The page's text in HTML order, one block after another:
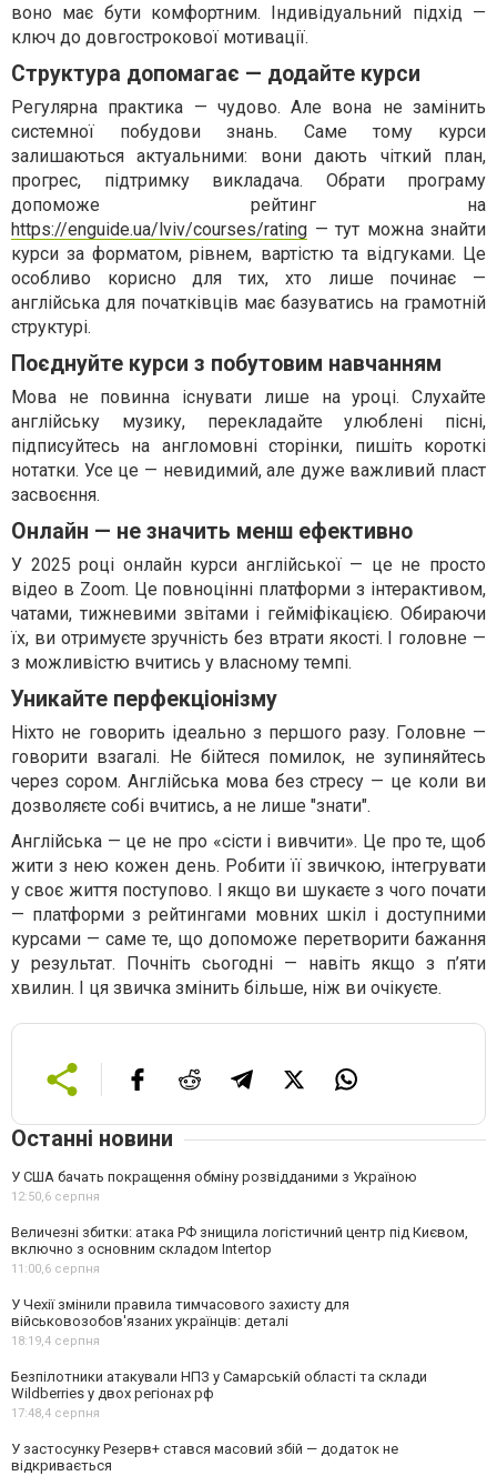
воно має бути комфортним. Індивідуальний підхід —
ключ до довгострокової мотивації.
Структура допомагає — додайте курси
Регулярна практика — чудово. Але вона не замінить
системної побудови знань. Саме тому курси
залишаються актуальними: вони дають чіткий план,
прогрес, підтримку викладача. Обрати програму
допоможе рейтинг на
https://enguide.ua/lviv/courses/rating — тут можна знайти
курси за форматом, рівнем, вартістю та відгуками. Це
особливо корисно для тих, хто лише починає —
англійська для початківців має базуватись на грамотній
структурі.
Поєднуйте курси з побутовим навчанням
Мова не повинна існувати лише на уроці. Слухайте
англійську музику, перекладайте улюблені пісні,
підписуйтесь на англомовні сторінки, пишіть короткі
нотатки. Усе це — невидимий, але дуже важливий пласт
засвоєння.
Онлайн — не значить менш ефективно
У 2025 році онлайн курси англійської — це не просто
відео в Zoom. Це повноцінні платформи з інтерактивом,
чатами, тижневими звітами і гейміфікацією. Обираючи
їх, ви отримуєте зручність без втрати якості. І головне —
з можливістю вчитись у власному темпі.
Уникайте перфекціонізму
Ніхто не говорить ідеально з першого разу. Головне —
говорити взагалі. Не бійтеся помилок, не зупиняйтесь
через сором. Англійська мова без стресу — це коли ви
дозволяєте собі вчитись, а не лише "знати".
Англійська — це не про «сісти і вивчити». Це про те, щоб
жити з нею кожен день. Робити її звичкою, інтегрувати
у своє життя поступово. І якщо ви шукаєте з чого почати
— платформи з рейтингами мовних шкіл і доступними
курсами — саме те, що допоможе перетворити бажання
у результат. Почніть сьогодні — навіть якщо з п’яти
хвилин. І ця звичка змінить більше, ніж ви очікуєте.
Останні новини
У США бачать покращення обміну розвідданими з Україною
12:50,6 серпня
Величезні збитки: атака РФ знищила логістичний центр під Києвом,
включно з основним складом Intertop
11:00,6 серпня
У Чехії змінили правила тимчасового захисту для
військовозобов'язаних українців: деталі
18:19,4 серпня
Безпілотники атакували НПЗ у Самарській області та склади
Wildberries у двох регіонах рф
17:48,4 серпня
У застосунку Резерв+ стався масовий збій — додаток не
відкривається